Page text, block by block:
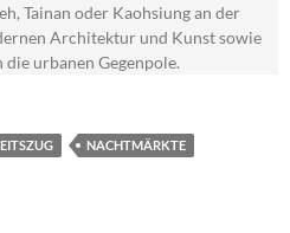
Tainan oder Kaohsiung an der
Architektur und Kunst sowie
urbanen Gegenpole.
NACHTMÄRKTE